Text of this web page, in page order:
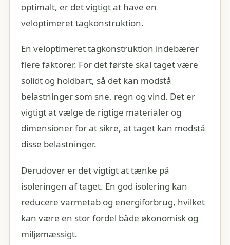
optimalt, er det vigtigt at have en
veloptimeret tagkonstruktion.
En veloptimeret tagkonstruktion indebærer
flere faktorer. For det første skal taget være
solidt og holdbart, så det kan modstå
belastninger som sne, regn og vind. Det er
vigtigt at vælge de rigtige materialer og
dimensioner for at sikre, at taget kan modstå
disse belastninger.
Derudover er det vigtigt at tænke på
isoleringen af taget. En god isolering kan
reducere varmetab og energiforbrug, hvilket
kan være en stor fordel både økonomisk og
miljømæssigt.